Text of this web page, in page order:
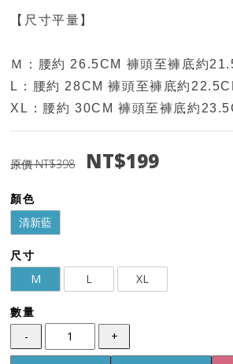
【尺寸平量】
Ｍ：腰約 26.5CM 褲頭至褲底約
L：腰約 28CM 褲頭至褲底約
XL：腰約 30CM 褲頭至褲底約
原價 NT$398 NT$199
顏色
清新藍
尺寸
M L XL
數量
- +